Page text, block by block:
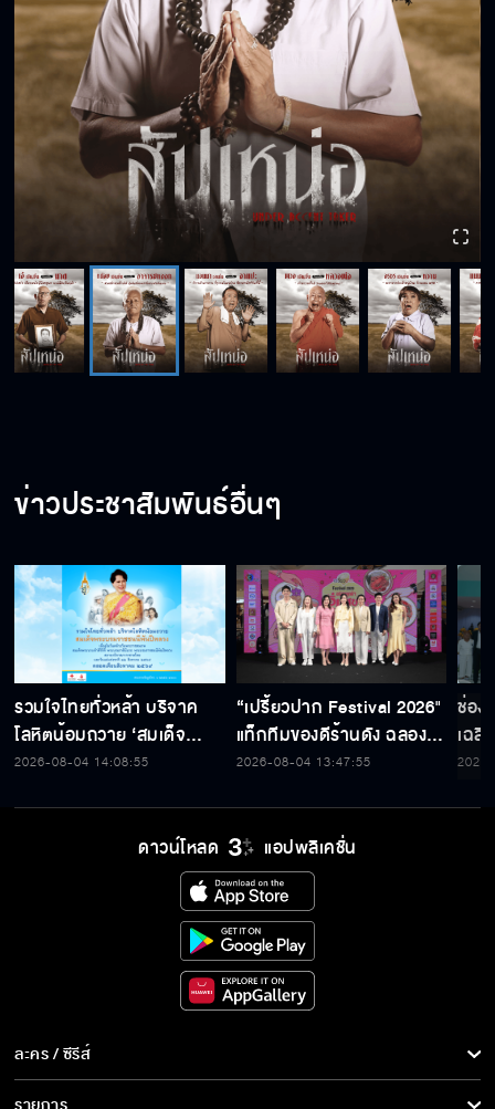
ข่าวประชาสัมพันธ์อื่นๆ
รวมใจไทยทั่วหล้า บริจาค
โลหิตน้อมถวาย ‘สมเด็จ
พระบรมราชชนนีพันปีหลวง’
2026-08-04 14:08:55
“เปรี้ยวปาก Festival 2026"
แท็กทีมของดีร้านดัง ฉลอง
ก้าวสู่ปีที่ 23
2026-08-04 13:47:55
ช่อง
เฉลิ
สมเ
ดาวน์โหลด แอปพลิเคชั่น
ละคร / ซีรีส์
ละคร/ซีรีส์